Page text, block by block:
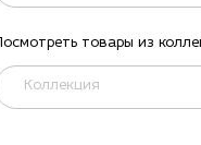
Посмотреть товары из
Коллекция